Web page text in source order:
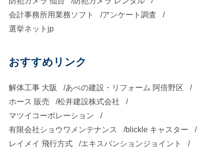
会計事務所用業務ソフト
アンケート調査
選挙ネットjp
おすすめリンク
解体工事 大阪
あべの建設・リフォーム 阿倍野区
ホース 販売
松井建設株式会社
マツイコーポレーション
有限会社ショウワメンテナンス
blickle キャスター
レイメイ 飛行方式
エキスパンションジョイント